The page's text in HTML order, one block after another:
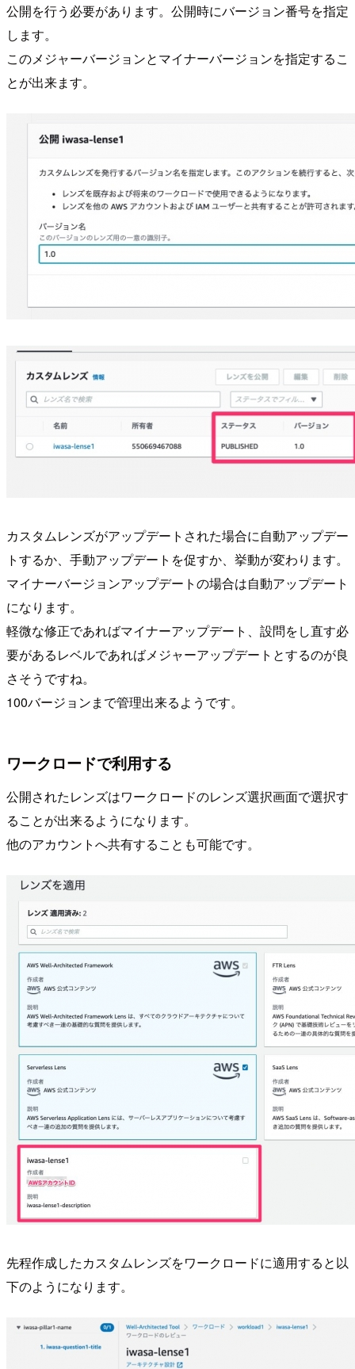
公開を行う必要があります。公開時にバージョン番号を指定
します。
このメジャーバージョンとマイナーバージョンを指定するこ
とが出来ます。
カスタムレンズがアップデートされた場合に自動アップデー
トするか、手動アップデートを促すか、挙動が変わります。
マイナーバージョンアップデートの場合は自動アップデート
になります。
軽微な修正であればマイナーアップデート、設問をし直す必
要があるレベルであればメジャーアップデートとするのが良
さそうですね。
100バージョンまで管理出来るようです。
ワークロードで利用する
公開されたレンズはワークロードのレンズ選択画面で選択す
ることが出来るようになります。
他のアカウントへ共有することも可能です。
先程作成したカスタムレンズをワークロードに適用すると以
下のようになります。